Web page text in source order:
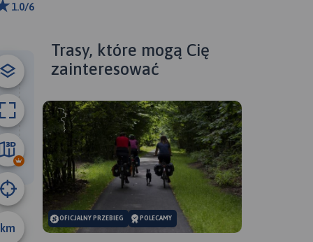
1.0/6
km
km
Trasy, które mogą Cię
zainteresować
OFICJALNY PRZEBIEG POLECAMY